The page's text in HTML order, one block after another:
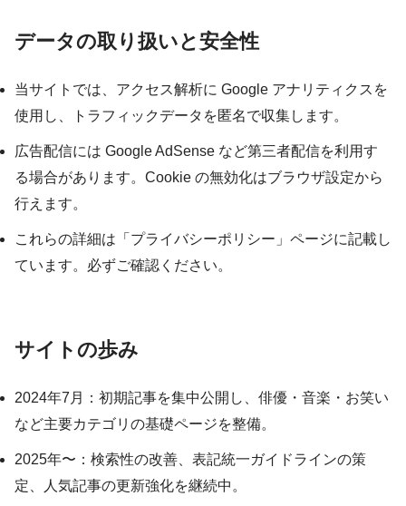
データの取り扱いと安全性
当サイトでは、アクセス解析に Google アナリティクスを
使用し、トラフィックデータを匿名で収集します。
広告配信には Google AdSense など第三者配信を利用す
る場合があります。Cookie の無効化はブラウザ設定から
行えます。
これらの詳細は「プライバシーポリシー」ページに記載し
ています。必ずご確認ください。
サイトの歩み
2024年7月：初期記事を集中公開し、俳優・音楽・お笑い
など主要カテゴリの基礎ページを整備。
2025年〜：検索性の改善、表記統一ガイドラインの策
定、人気記事の更新強化を継続中。